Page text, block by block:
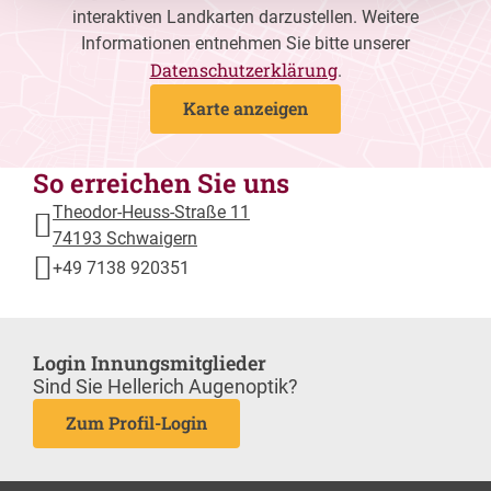
interaktiven Landkarten darzustellen. Weitere
Informationen entnehmen Sie bitte unserer
Datenschutzerklärung.
Karte anzeigen
So erreichen Sie uns
Theodor-Heuss-Straße 11
74193 Schwaigern
+49 7138 920351
Login Innungsmitglieder
Sind Sie Hellerich Augenoptik?
Zum Profil-Login